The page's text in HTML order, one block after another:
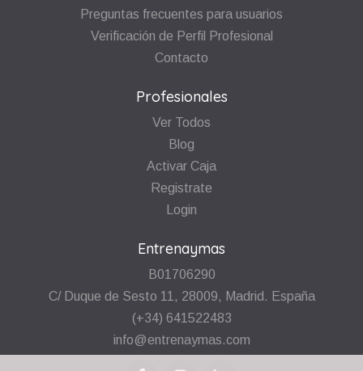
Preguntas frecuentes para usuarios
Verificación de Perfil Profesional
Contacto
Profesionales
Ver Todos
Blog
Activar Caja
Registrate
Login
Entrenaymas
B01706290
C/ Duque de Sesto 11, 28009, Madrid. España
(+34) 641522483
info@entrenaymas.com